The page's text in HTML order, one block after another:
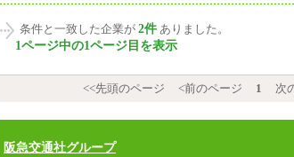
条件と一致した企業が 2件 ありました。
1ページ中の1ページ目を表示
<<先頭のページ
<前のページ 1 次
阪急交通社グループ